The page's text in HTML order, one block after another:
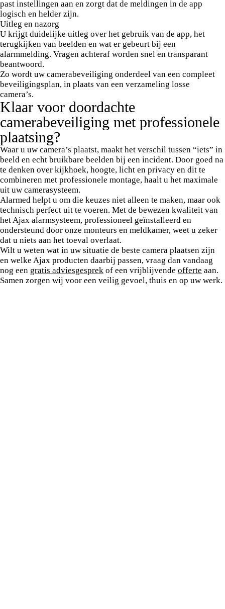
past instellingen aan en zorgt dat de meldingen in de app
logisch en helder zijn.
Uitleg en nazorg
U krijgt duidelijke uitleg over het gebruik van de app, het
terugkijken van beelden en wat er gebeurt bij een
alarmmelding. Vragen achteraf worden snel en transparant
beantwoord.
Zo wordt uw camerabeveiliging onderdeel van een compleet
beveiligingsplan, in plaats van een verzameling losse
camera’s.
Klaar voor doordachte
camerabeveiliging met professionele
plaatsing?
Waar u uw camera’s plaatst, maakt het verschil tussen “iets” in
beeld en echt bruikbare beelden bij een incident. Door goed na
te denken over kijkhoek, hoogte, licht en privacy en dit te
combineren met professionele montage, haalt u het maximale
uit uw camerasysteem.
Alarmed helpt u om die keuzes niet alleen te maken, maar ook
technisch perfect uit te voeren. Met de bewezen kwaliteit van
het Ajax alarmsysteem, professioneel geïnstalleerd en
ondersteund door onze monteurs en meldkamer, weet u zeker
dat u niets aan het toeval overlaat.
Wilt u weten wat in uw situatie de beste camera plaatsen zijn
en welke Ajax producten daarbij passen, vraag dan vandaag
nog een gratis adviesgesprek of een vrijblijvende offerte aan.
Samen zorgen wij voor een veilig gevoel, thuis en op uw werk.